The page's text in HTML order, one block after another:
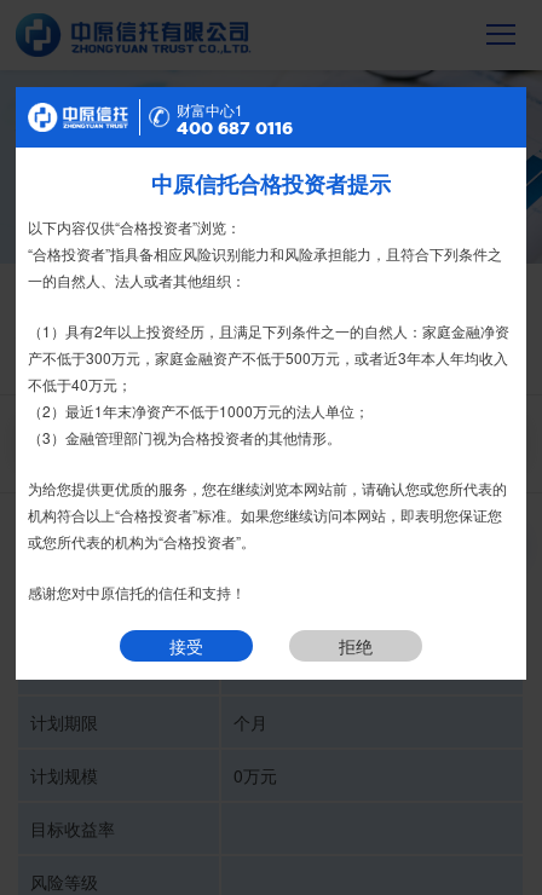
信托产品
产16088亿元，按时足额交付到期信托财
信托产品
热销产品
栏目首页 热销产品 运营产品 净值产品 信息披露
精英理财俱乐部
家族信托 财富网点 客户反馈 征信异议申请
推介期
信托计划名称
计划期限 个月
计划规模 0万元
目标收益率
风险等级
财富中心2
400 687 0116
特别提示
尊敬的投资者：
合格投资者认证、风险测评、录音录像及电子合同签署应由投资者本人
亲自操作完成，不得由他人代办。
我司信托产品账户均以我司名义开立，所有认购信托产品的资金应根据
信托合同约定转入我司信托产品的银行专用账户。投资者认购我司信托产品
时，请注意不要向任何非我司账户转账、支付现金。
如有疑问，请联系您的专属客户经理或咨询我司客服电话400-
接受 拒绝
财富中心1
400 687 0116
中原信托合格投资者提示
以下内容仅供“合格投资者”浏览：
“合格投资者”指具备相应风险识别能力和风险承担能力，且符合下列条件之
一的自然人、法人或者其他组织：
（1）具有2年以上投资经历，且满足下列条件之一的自然人：家庭金融净资
产不低于300万元，家庭金融资产不低于500万元，或者近3年本人年均收入
不低于40万元；
（2）最近1年末净资产不低于1000万元的法人单位；
（3）金融管理部门视为合格投资者的其他情形。
为给您提供更优质的服务，您在继续浏览本网站前，请确认您或您所代表的
机构符合以上“合格投资者”标准。如果您继续访问本网站，即表明您保证您
或您所代表的机构为“合格投资者”。
感谢您对中原信托的信任和支持！
接受 拒绝